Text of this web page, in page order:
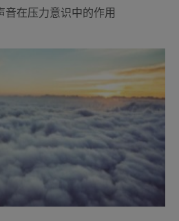
在压力意识中的作用